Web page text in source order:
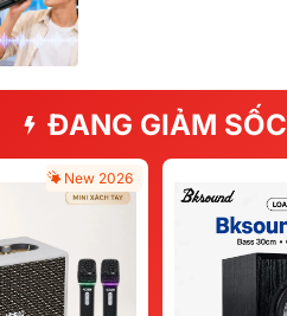
ĐANG GIẢM SỐC
New 2026